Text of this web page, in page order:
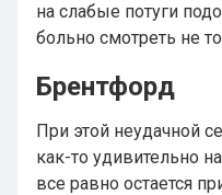
на слабые потуги
больно смотреть не
Брентфорд
При этой неудачной
как-то удивительно
все равно остается